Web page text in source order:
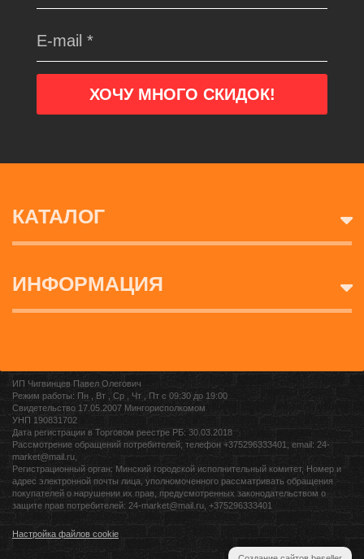
КАТАЛОГ
ИНФОРМАЦИЯ
ИП Чигвинцев Павел Олегович
Режим работы: Пн , Вт , Ср , Чт , Пт c 09:30 до 19:00
Свидетельство 17.05.2007 Мингорисполкомом
УНП 190831702
Дата регистрации в Торговом реестре РБ: 30.03.2018
Рассмотрение обращений потребителей, телефон +375296333401, email: 24-
market@mail.ru,
Регистрационный орган: Минский городской исполнительный комитет, Номер и
адрес электронной почты лица, уполномоченного рассматривать обращения
покупателей о нарушении их прав, предусмотренных законодательством о
защите прав потребителей: 24-market@mail.ru, +375296333401
Настройка файлов cookie